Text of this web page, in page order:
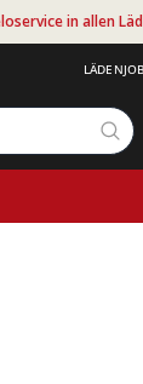
in allen
LÄDEN